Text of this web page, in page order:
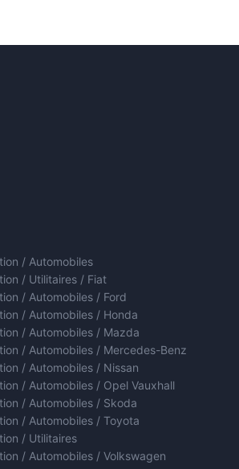
/ Automobiles
/ Utilitaires / Fiat
/ Automobiles / Ford
/ Automobiles / Honda
/ Automobiles / Mazda
/ Automobiles / Mercedes-Benz
/ Automobiles / Nissan
/ Automobiles / Opel Vauxhall
/ Automobiles / Skoda
/ Automobiles / Toyota
/ Utilitaires
/ Automobiles / Volkswagen